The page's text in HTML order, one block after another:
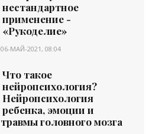
нестандартное
применение -
«Рукоделие»
06-МАЙ-2021, 08:04
Что такое
нейропсихология?
Нейропсихология
ребенка, эмоции и
травмы головного мозга